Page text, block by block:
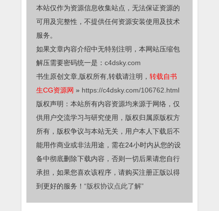
本站仅作为资源信息收集站点，无法保证资源的
可用及完整性，不提供任何资源安装使用及技术
服务。
如果文章内容介绍中无特别注明，本网站压缩包
解压需要密码统一是： c4dsky.com
书生原创文章,版权所有,转载请注明， 转载自书
生CG资源网 » https://c4dsky.com/106762.html
版权声明：本站所有内容资源均来源于网络，仅
供用户交流学习与研究使用，版权归属原版权方
所有，版权争议与本站无关，用户本人下载后不
能用作商业或非法用途，需在24小时内从您的设
备中彻底删除下载内容，否则一切后果请您自行
承担，如果您喜欢该程序，请购买注册正版以得
到更好的服务！ “版权协议点此了解”